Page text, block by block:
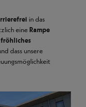
in das
eine Rampe
dass unsere